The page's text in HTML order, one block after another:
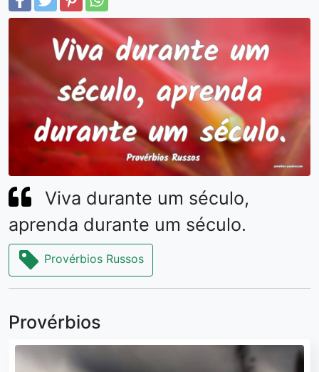
Viva durante um século,
aprenda durante um século.
Provérbios Russos
Provérbios